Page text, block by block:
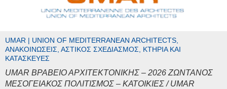
UMAR | UNION OF MEDITERRANEAN ARCHITECTS,
ΑΝΑΚΟΙΝΏΣΕΙΣ, ΑΣΤΙΚΌΣ ΣΧΕΔΙΑΣΜΌΣ, ΚΤΉΡΙΑ ΚΑΙ
ΚΑΤΑΣΚΕΥΈΣ
UMAR ΒΡΑΒΕΙΟ ΑΡΧΙΤΕΚΤΟΝΙΚΗΣ – 2026 ΖΩΝΤΑΝΟΣ
ΜΕΣΟΓΕΙΑΚΟΣ ΠΟΛΙΤΙΣΜΟΣ – ΚΑΤΟΙΚΙΕΣ / UMAR